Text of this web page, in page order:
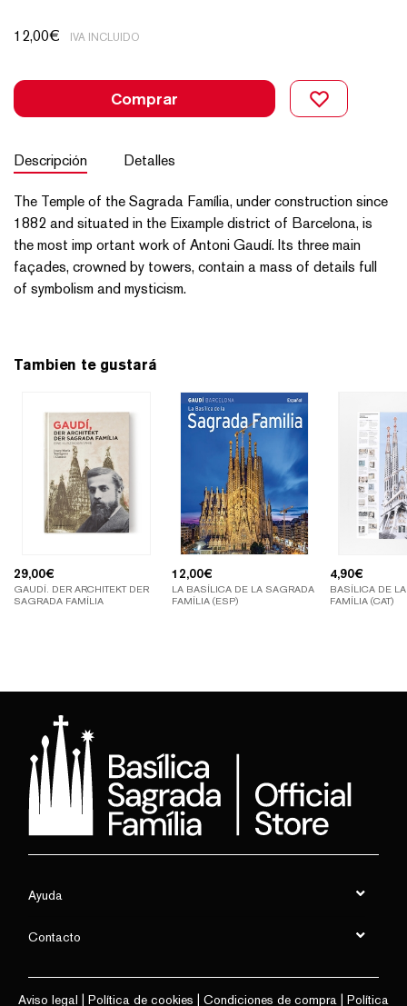
12,00€ IVA INCLUIDO
Comprar
Descripción Detalles
The Temple of the Sagrada Família, under construction since
1882 and situated in the Eixample district of Barcelona, is
the most imp ortant work of Antoni Gaudí. Its three main
façades, crowned by towers, contain a mass of details full
of symbolism and mysticism.
Tambien te gustará
29,00€
GAUDÍ. DER ARCHITEKT DER
SAGRADA FAMÍLIA
12,00€
LA BASÍLICA DE LA SAGRADA
FAMÍLIA (ESP)
4,90€
BASÍLICA DE
FAMÍLIA (CAT)
Ayuda
Contacto
Aviso legal Política de cookies Condiciones de compra Política